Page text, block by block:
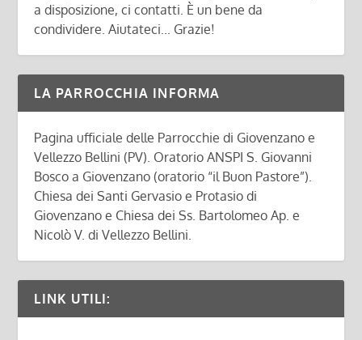
a disposizione, ci contatti. È un bene da
condividere. Aiutateci... Grazie!
LA PARROCCHIA INFORMA
Pagina ufficiale delle Parrocchie di Giovenzano e
Vellezzo Bellini (PV). Oratorio ANSPI S. Giovanni
Bosco a Giovenzano (oratorio “il Buon Pastore”).
Chiesa dei Santi Gervasio e Protasio di
Giovenzano e Chiesa dei Ss. Bartolomeo Ap. e
Nicolò V. di Vellezzo Bellini.
LINK UTILI: